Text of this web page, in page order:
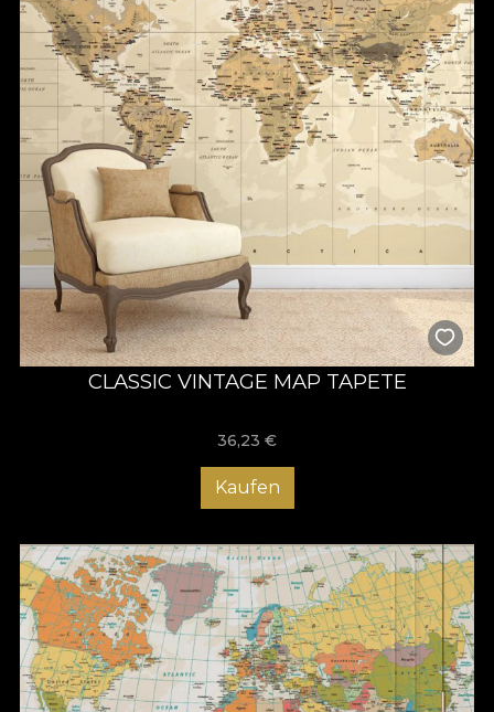
CLASSIC VINTAGE MAP TAPETE
36,23 €
Kaufen